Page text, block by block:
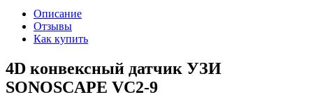
Описание
Отзывы
Как купить
4D конвексный датчик УЗИ
SONOSCAPE VC2-9